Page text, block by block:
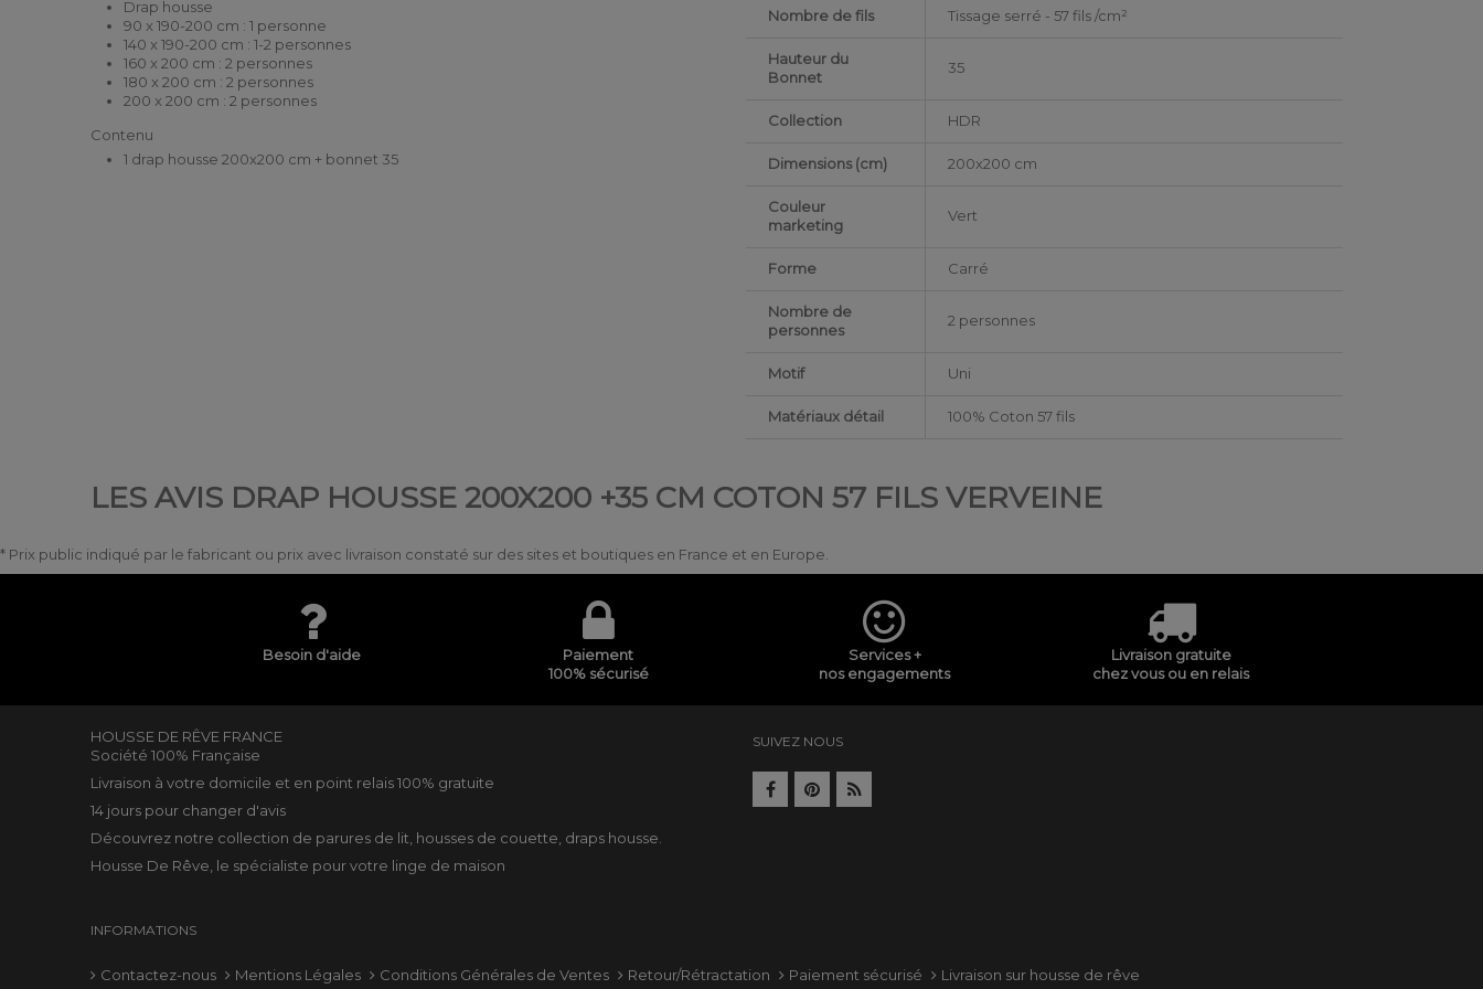
Drap housse
90 x 190-200 cm : 1 personne
140 x 190-200 cm : 1-2 personnes
160 x 200 cm : 2 personnes
180 x 200 cm : 2 personnes
200 x 200 cm : 2 personnes
Contenu
1 drap housse 200x200 cm + bonnet 35
Nombre de fils Tissage serré - 57 fils /cm²
Hauteur du
Bonnet
35
Collection HDR
Dimensions (cm) 200x200 cm
Couleur
marketing
Vert
Forme Carré
Nombre de
personnes
2 personnes
Motif Uni
Matériaux détail 100% Coton 57 fils
LES AVIS DRAP HOUSSE 200X200 +35 CM COTON 57 FILS VERVEINE
* Prix public indiqué par le fabricant ou prix avec livraison constaté sur des sites et boutiques en France et en Europe.
Besoin d'aide
Paiement
100% sécurisé
Services +
nos engagements
Livraison gratuite
chez vous ou en relais
HOUSSE DE RÊVE FRANCE
Société 100% Française
Livraison à votre domicile et en point relais 100% gratuite
14 jours pour changer d'avis
Découvrez notre collection de parures de lit housses de couette draps housse
Housse De Rêve, le spécialiste pour votre linge de maison
SUIVEZ NOUS
INFORMATIONS
Contactez-nous Mentions Légales Conditions Générales de Ventes Retour/Rétractation Paiement sécurisé Livraison sur housse de rêve